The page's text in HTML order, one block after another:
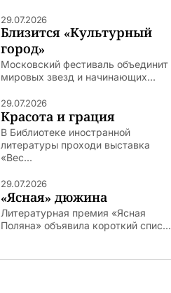
29.07.2026
Близится «Культурный
город»
Московский фестиваль объединит
мировых звезд и начинающих...
29.07.2026
Красота и грация
В Библиотеке иностранной
литературы проходи выставка
«Вес...
29.07.2026
«Ясная» дюжина
Литературная премия «Ясная
Поляна» объявила короткий спис...